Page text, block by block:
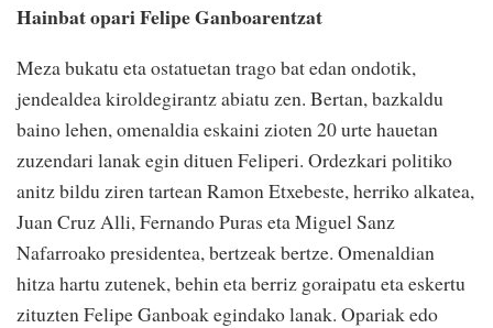
Hainbat opari Felipe Ganboarentzat
Meza bukatu eta ostatuetan trago bat edan ondotik,
jendealdea kiroldegirantz abiatu zen. Bertan, bazkaldu
baino lehen, omenaldia eskaini zioten 20 urte hauetan
zuzendari lanak egin dituen Feliperi. Ordezkari politiko
anitz bildu ziren tartean Ramon Etxebeste, herriko alkatea,
Juan Cruz Alli, Fernando Puras eta Miguel Sanz
Nafarroako presidentea, bertzeak bertze. Omenaldian
hitza hartu zutenek, behin eta berriz goraipatu eta eskertu
zituzten Felipe Ganboak egindako lanak. Opariak edo